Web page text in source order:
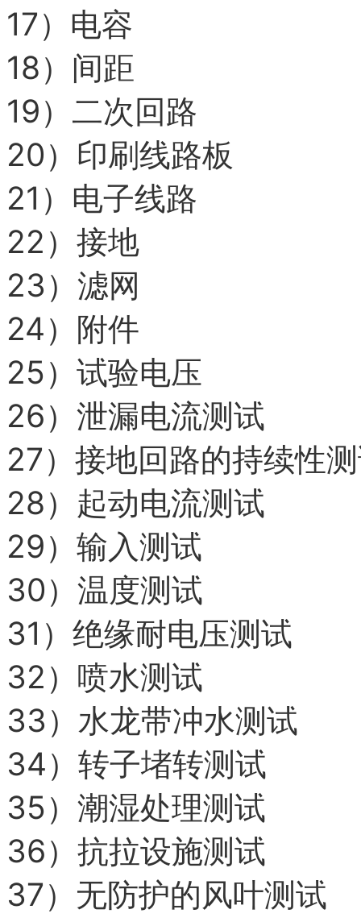
17） 电容
18） 间距
19） 二次回路
20） 印刷线路板
21） 电子线路
22） 接地
23） 滤网
24） 附件
25） 试验电压
26） 泄漏电流测试
27） 接地回路的持续性
28） 起动电流测试
29） 输入测试
30） 温度测试
31） 绝缘耐电压测试
32） 喷水测试
33） 水龙带冲水测试
34） 转子堵转测试
35） 潮湿处理测试
36） 抗拉设施测试
37） 无防护的风叶测试